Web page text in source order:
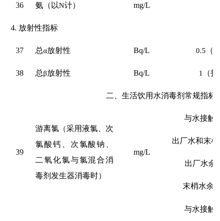
36 氨（以N计） mg/L
4. 放射性指标
37 总α放射性 Bq/L 0.5 （
38 总β放射性 Bq/L 1 （
二、生活饮用水消毒剂常规指标
39
游离氯 （采用液氯、次
氯酸钙、次氯酸钠、
二氧化氯与氯混合消
毒剂发生器消毒时）
mg/L
与水接触
出厂水和末
出厂水余
末梢水余
与水接触